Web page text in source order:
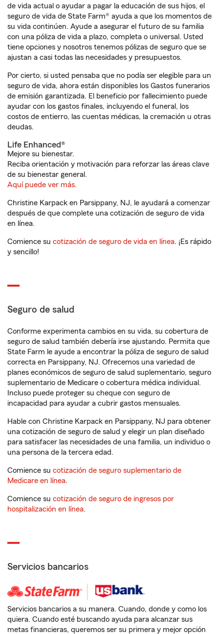
de vida actual o ayudar a pagar la educación de sus hijos, el
seguro de vida de State Farm® ayuda a que los momentos de
su vida continúen. Ayude a asegurar el futuro de su familia
con una póliza de vida a plazo, completa o universal. Usted
tiene opciones y nosotros tenemos pólizas de seguro que se
ajustan a casi todas las necesidades y presupuestos.
Por cierto, si usted pensaba que no podía ser elegible para un
seguro de vida, ahora están disponibles los Gastos funerarios
de emisión garantizada. El beneficio por fallecimiento puede
ayudar con los gastos finales, incluyendo el funeral, los
costos de entierro, las cuentas médicas, la cremación u otras
deudas.
Life Enhanced®
Mejore su bienestar.
Reciba orientación y motivación para reforzar las áreas clave
de su bienestar general.
Aquí puede ver más.
Christine Karpack en Parsippany, NJ, le ayudará a comenzar
después de que complete una cotización de seguro de vida
en línea.
Comience su cotización de seguro de vida en línea. ¡Es rápido
y sencillo!
Seguro de salud
Conforme experimenta cambios en su vida, su cobertura de
seguro de salud también debería irse ajustando. Permita que
State Farm le ayude a encontrar la póliza de seguro de salud
correcta en Parsippany, NJ. Ofrecemos una variedad de
planes económicos de seguro de salud suplementario, seguro
suplementario de Medicare o cobertura médica individual.
Incluso puede proteger su cheque con seguro de
incapacidad para ayudar a cubrir gastos mensuales.
Hable con Christine Karpack en Parsippany, NJ para obtener
una cotización de seguro de salud y elegir un plan diseñado
para satisfacer las necesidades de una familia, un individuo o
una persona de la tercera edad.
Comience su cotización de seguro suplementario de
Medicare en línea.
Comience su cotización de seguro de ingresos por
hospitalización en línea.
Servicios bancarios
Servicios bancarios a su manera. Cuando, donde y como los
quiera. Cuando esté buscando ayuda para alcanzar sus
metas financieras, queremos ser su primera y mejor opción